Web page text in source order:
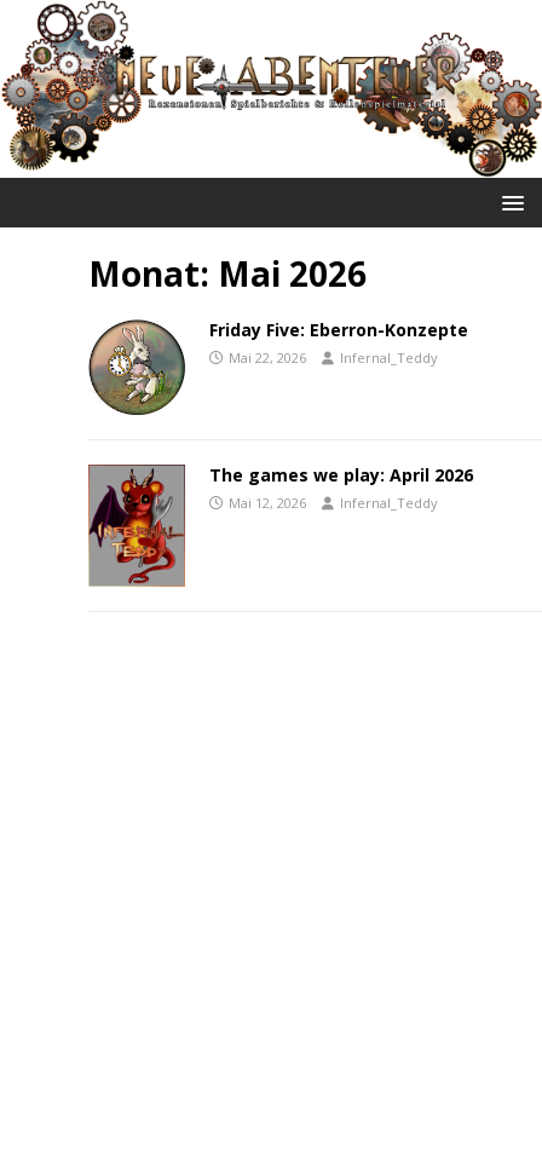
Monat: Mai 2026
Friday Five: Eberron-Konzepte
Mai 22, 2026 Infernal_Teddy
The games we play: April 2026
Mai 12, 2026 Infernal_Teddy